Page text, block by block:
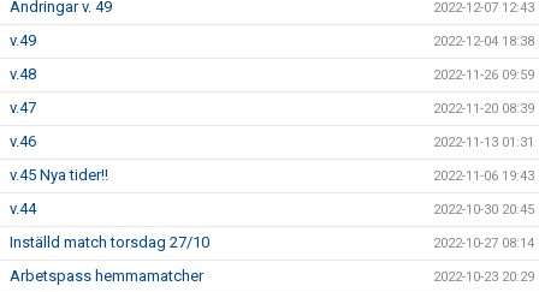
Ändringar v. 49 2022-12-07 12:43
v.49 2022-12-04 18:38
v.48 2022-11-26 09:59
v.47 2022-11-20 08:39
v.46 2022-11-13 01:31
v.45 Nya tider!! 2022-11-06 19:43
v.44 2022-10-30 20:45
Inställd match torsdag 27/10 2022-10-27 08:14
Arbetspass hemmamatcher 2022-10-23 20:29